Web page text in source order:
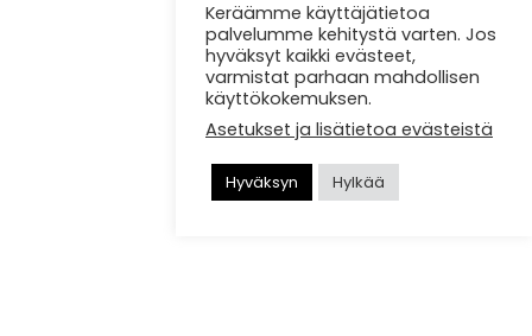
Keräämme käyttäjätietoa
palvelumme kehitystä varten. Jos
hyväksyt kaikki evästeet,
varmistat parhaan mahdollisen
käyttökokemuksen.
Asetukset ja lisätietoa evästeistä
Hyväksyn Hylkää